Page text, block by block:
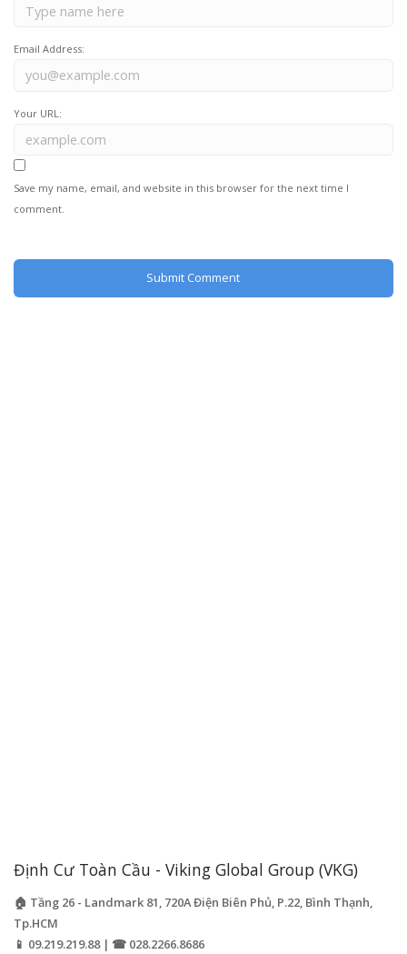
Email Address:
Your URL:
Save my name, email, and website in this browser for the next time I
comment.
Định Cư Toàn Cầu - Viking Global Group (VKG)
🏠 Tầng 26 - Landmark 81, 720A Điện Biên Phủ, P.22, Bình Thạnh,
Tp.HCM
📱 09.219.219.88 | ☎ 028.2266.8686